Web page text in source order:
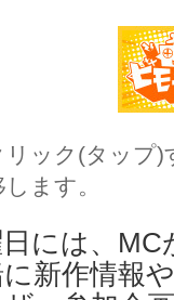
ック(タップ)
ます。
には、
新作情報